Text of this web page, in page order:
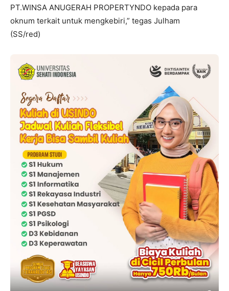
PT.WINSA ANUGERAH PROPERTYNDO kepada para
oknum terkait untuk mengkebiri,” tegas Julham
(SS/red)